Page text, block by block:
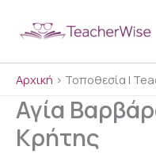
Αρχική > Τοποθεσία |
Αγία
Κρήτης